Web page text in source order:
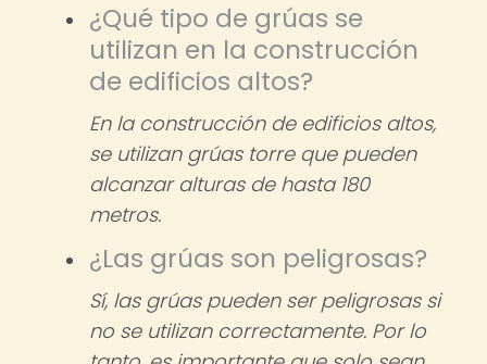
¿Qué tipo de grúas se
utilizan en la construcción
de edificios altos?
En la construcción de edificios altos,
se utilizan grúas torre que pueden
alcanzar alturas de hasta 180
metros.
¿Las grúas son peligrosas?
Sí, las grúas pueden ser peligrosas si
no se utilizan correctamente. Por lo